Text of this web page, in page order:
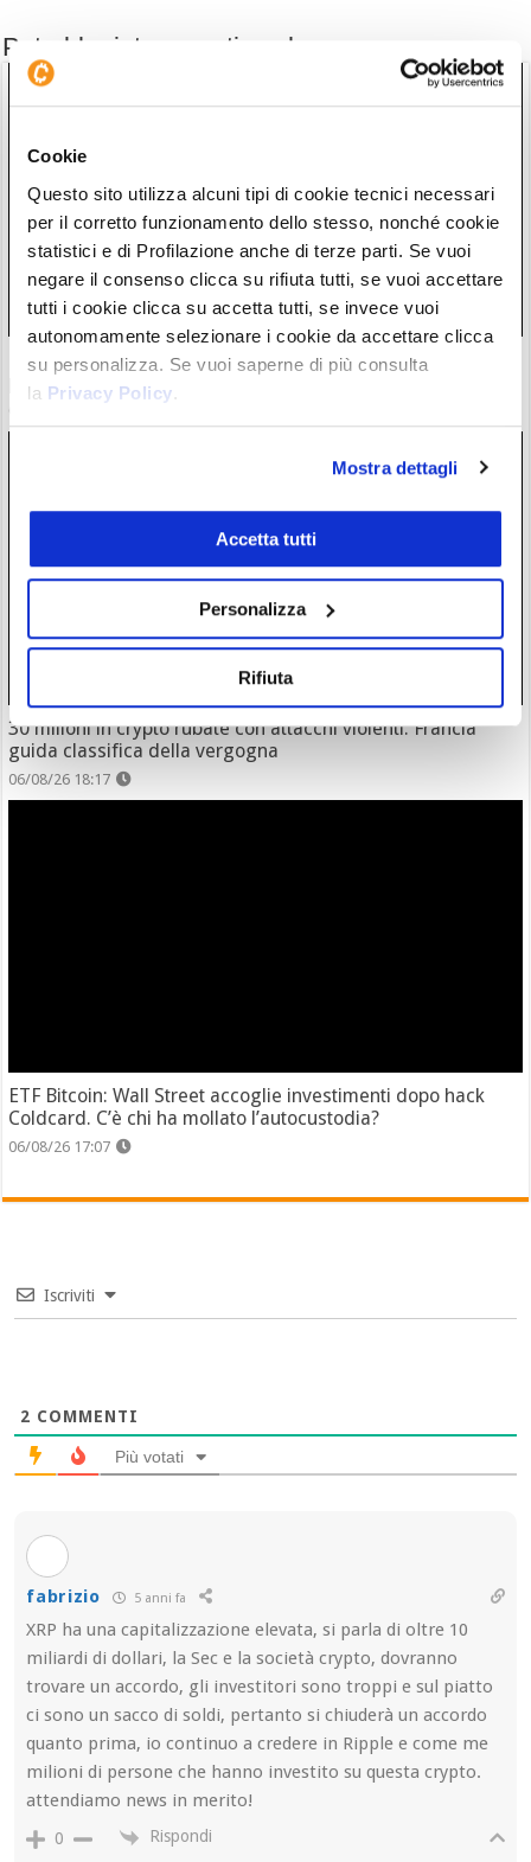
Cookie
Questo sito utilizza alcuni tipi di cookie tecnici necessari
per il corretto funzionamento dello stesso, nonché cookie
statistici e di Profilazione anche di terze parti. Se vuoi
negare il consenso clicca su rifiuta tutti, se vuoi accettare
tutti i cookie clicca su accetta tutti, se invece vuoi
autonomamente selezionare i cookie da accettare clicca
su personalizza. Se vuoi saperne di più consulta
la Privacy Policy.
Mostra dettagli
Accetta tutti
Personalizza
Rifiuta
Potrebbe interessarti anche
Bybit EU ottiene licenza EMI in Bybit Payments GmbH per
potenziare i pagamenti digitali
30 milioni in crypto rubate con attacchi violenti. Francia
guida classifica della vergogna
06/08/26 18:17
ETF Bitcoin: Wall Street accoglie investimenti dopo hack
Coldcard. C’è chi ha mollato l’autocustodia?
06/08/26 17:07
Iscriviti
2 COMMENTI
Più votati
fabrizio 5 anni fa
XRP ha una capitalizzazione elevata, si parla di oltre 10
miliardi di dollari, la Sec e la società crypto, dovranno
trovare un accordo, gli investitori sono troppi e sul piatto
ci sono un sacco di soldi, pertanto si chiuderà un accordo
quanto prima, io continuo a credere in Ripple e come me
milioni di persone che hanno investito su questa crypto.
attendiamo news in merito!
0 Rispondi